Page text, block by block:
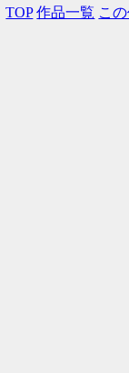
TOP 作品一覧 こ